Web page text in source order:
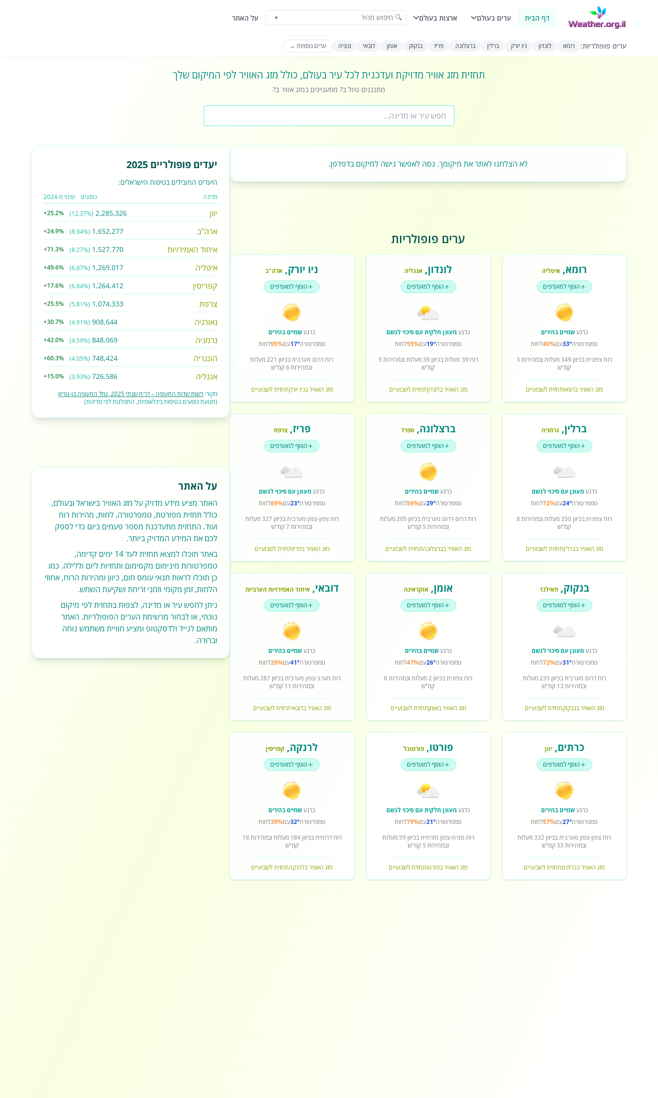
דף הבית ערים בעולם ארצות בעולם 🔍 חיפוש מהיר ▼ על האתר
ערים פופולריות: רומא לונדון ניו יורק ברלין ברצלונה פריז בנקוק אומן דובאי ונציה ערים נוספות →
תחזית מזג אוויר מדויקת ועדכנית לכל עיר בעולם, כולל מזג האוויר לפי המיקום שלך
מתכננים טיול ב? מתעניינים במזג אוויר ב?
לא הצלחנו לאתר את מיקומך. נסה לאפשר גישה למיקום בדפדפן.
ערים פופולריות
רומא, איטליה
הוסף למועדפים
כרגעשמיים בהירים
טמפרטורה33°עם40%לחות
רוח צפוניתבכיוון349מעלות ובמהירות 3
קמ"ש
מזג האוויר ברומאתחזית לשבועיים
לונדון, אנגליה
הוסף למועדפים
כרגעמעונן חלקית עם סיכוי לגשם
טמפרטורה19°עם55%לחות
רוח39 מעלות בכיוון39מעלות ובמהירות 5
קמ"ש
מזג האוויר בלונדוןתחזית לשבועיים
ניו יורק, ארה"ב
הוסף למועדפים
כרגעשמיים בהירים
טמפרטורה17°עם95%לחות
רוח דרום מערביתבכיוון 221מעלות
ובמהירות6קמ"ש
מזג האוויר בניו יורקתחזית לשבועיים
ברלין, גרמניה
הוסף למועדפים
כרגעמעונן עם סיכוי לגשם
טמפרטורה24°עם72%לחות
רוח צפוניתבכיוון350מעלות ובמהירות8
קמ"ש
מזג האוויר בברליןתחזית לשבועיים
ברצלונה,ספרד
הוסף למועדפים
כרגעשמיים בהירים
טמפרטורה29°עם56%לחות
רוח דרום-דרום מערביתבכיוון 205מעלות
ובמהירות 5 קמ"ש
מזג האוויר בברצלונהתחזית לשבועיים
פריז,צרפת
הוסף למועדפים
כרגעמעונן עם סיכוי לגשם
טמפרטורה23°עם69%לחות
רוחצפון-צפון מערביתבכיוון327מעלות
ובמהירות7קמ"ש
מזג האוויר בפריזתחזית לשבועיים
בנקוק,תאילנד
הוסף למועדפים
כרגעמעונן עם סיכוי לגשם
טמפרטורה31°עם72%לחות
רוחדרום מערביתבכיוון 235מעלות
ובמהירות 13 קמ"ש
מזג האוויר בבנקוקתחזית לשבועיים
אומן, אוקראינה
הוסף למועדפים
כרגעשמיים בהירים
טמפרטורה26°עם47%לחות
רוח צפוניתבכיוון2מעלות ובמהירות8
קמ"ש
מזג האוויר באומןתחזית לשבועיים
דובאי, איחוד האמירויות הערביות
הוסף למועדפים
כרגעשמיים בהירים
טמפרטורה41°עם29%לחות
רוח מערב-צפון מערביתבכיוון287מעלות
ובמהירות 11 קמ"ש
מזג האוויר בדובאיתחזית לשבועיים
כרתים,יוון
הוסף למועדפים
כרגעשמיים בהירים
טמפרטורה27°עם57%לחות
רוח צפון-צפון מערביתבכיוון332מעלות
ובמהירות 33קמ"ש
מזג האוויר בכרתיםתחזית לשבועיים
פורטו, פורטוגל
הוסף למועדפים
כרגעמעונן חלקית עם סיכוי לגשם
טמפרטורה21°עם79%לחות
רוח מזרח-צפון מזרחיתבכיוון59 מעלות
ובמהירות 5 קמ"ש
מזג האוויר בפורטותחזית לשבועיים
לרנקה, קפריסין
הוסף למועדפים
כרגעשמיים בהירים
טמפרטורה32°עם39%לחות
רוחדרומיתבכיוון184 מעלות ובמהירות18
קמ"ש
מזג האוויר בלרנקהתחזית לשבועיים
יעדים פופולריים 2025
היעדים המובילים בטיסות הישראלים:
מדינה נוסעים שינוי מ-2024
יוון 2,285,326
(12.37%)
+25.2%
ארה"ב 1,652,277
(8.94%)
+24.9%
איחוד האמירויות 1,527,770
(8.27%)
+71.3%
איטליה 1,269,017
(6.87%)
+49.6%
קפריסין 1,264,412
(6.84%)
+17.6%
צרפת 1,074,333
(5.81%)
+25.5%
גאורגיה 908,644
(4.91%)
+30.7%
גרמניה 848,069
(4.59%)
+42.0%
הונגריה 748,424
(4.05%)
+60.3%
אנגליה 726,586
(3.93%)
+15.0%
מקור: רשות שדות התעופה – דו"ח שנתי 2025, נמל התעופה בן-גוריון
(תנועת נוסעים בטיסות בינלאומיות, התפלגות לפי מדינות)
על האתר
האתר מציע מידע מדויק על מזג האוויר בישראל ובעולם,
כולל תחזית מפורטת, טמפרטורה, לחות, מהירות רוח
ועוד. התחזית מתעדכנת מספר פעמים ביום כדי לספק
לכם את המידע המדויק ביותר.
באתר תוכלו למצוא תחזית לעד 14 ימים קדימה,
טמפרטורות מינימום מקסימום ותחזיות ליום וללילה. כמו
כן תוכלו לראות תנאי עומס חום, כיוון ומהירות הרוח, אחוזי
הלחות, זמן מקומי וזמני זריחת ושקיעת השמש.
ניתן לחפש עיר או מדינה, לצפות בתחזית לפי מיקום
נוכחי, או לבחור מרשימת הערים הפופולריות. האתר
מותאם לנייד ולדסקטופ ומציע חוויית משתמש נוחה
וברורה.